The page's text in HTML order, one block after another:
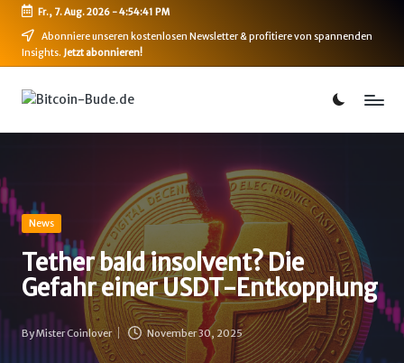
Skip
Fr., 7. Aug. 2026-4:54:42 PM
Abonniere unseren kostenlosen Newsletter & profitiere von spannenden
Insights. Jetzt abonnieren!
B
i
c
o
i
n
-
Bitcoin,
Posted
in
News
Tether bald insolvent? Die
Gefahr einer USDT-Entkopplung
Posted
ByMister Coinlover November 30, 2025